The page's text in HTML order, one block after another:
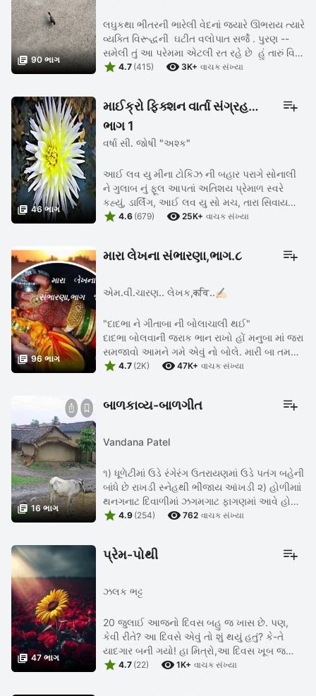
 90 ભાગ
લઘુકથા ભીતરની ભારેલી વેદનાં જ્યારે ઊભરાય ત્યારે
વ્યક્તિ વિરૂદ્ધની ઘટીત વલોપાત સર્જે . પુરણ --
સમેલી તું આ પરેમમા એટલી રત રહે છે હું તારું વિશે
જ વિચારતો હોવ છૂ સહેલી_ જિતમે શું આવી હલાવી
 4.7 (415)  3K+ વાચક સંખ્યા
 46 ભાગ
માઈક્રો ફિક્શન વાર્તા સંગ્રહ
ભાગ 1
વર્ષા સી. જોષી "અશ્ક"
આઈ લવ યુ મીના ટોકિઝ ની બહાર પરાગે સોનાલી
ને ગુલાબ નું ફૂલ આપતાં અતિશય પ્રેમાળ સ્વરે
કહ્યું, ડાર્લિંગ, આઈ લવ યુ સો મચ, તારા સિવાય
મારી ઝીંદગી માં આજ સુધી વિરાની હતી. પ્રેમ માટે હું
 4.6 (679)  25K+ વાચક સંખ્યા
 96 ભાગ
મારા લેખના સંભારણા,ભાગ.૮
એમ.વી.ચારણ.. લેખક,कवि..✍🏻
"દાદભા ને ગીતાબા ની બોલાચાલી થઈ"
દાદભા બોલવાની જરાક ભાન રાખો હોં મનુબા માં જરા
સમજાવો આમને ગમે એવું નો બોલે. મારી બા તમને
કોઈ ને ખસ કહેવા નથી આવતી, મારી બા વિશે તો
 4.7 (2K)  47K+ વાચક સંખ્યા
 16 ભાગ
બાળકાવ્ય-બાળગીત
Vandana Patel
૧) ધૂળેટીમાં ઉડે રંગેરંગ ઉતરાયણમાં ઉડે પતંગ બહેની
બાંધે છે રાખડી સ્નેહથી ભીંજાય આંખડી ૨) હોળીમાાં
થનગનાટ દિવાળીમાં ઝગમગાટ ફાગણમાં આવે હોળી
આસોમાં આવે દિવાળી. ...
 4.9 (254)  762 વાચક સંખ્યા
 47 ભાગ
પ્રેમ-પોથી
ઝલક ભટ્ટ
20 જુલાઈ આજનો દિવસ બહુ જ ખાસ છે. પણ,
કેવી રીતે? આ દિવસે એવું તો શું થયું હતું? કે-તે
યાદગાર બની ગયો! હા મિત્રો,આ દિવસ ખૂબ જ
ખાસ છે. એ એટલે કે આજના જ દિવસે નીલ
 4.7 (22)  1K+ વાચક સંખ્યા